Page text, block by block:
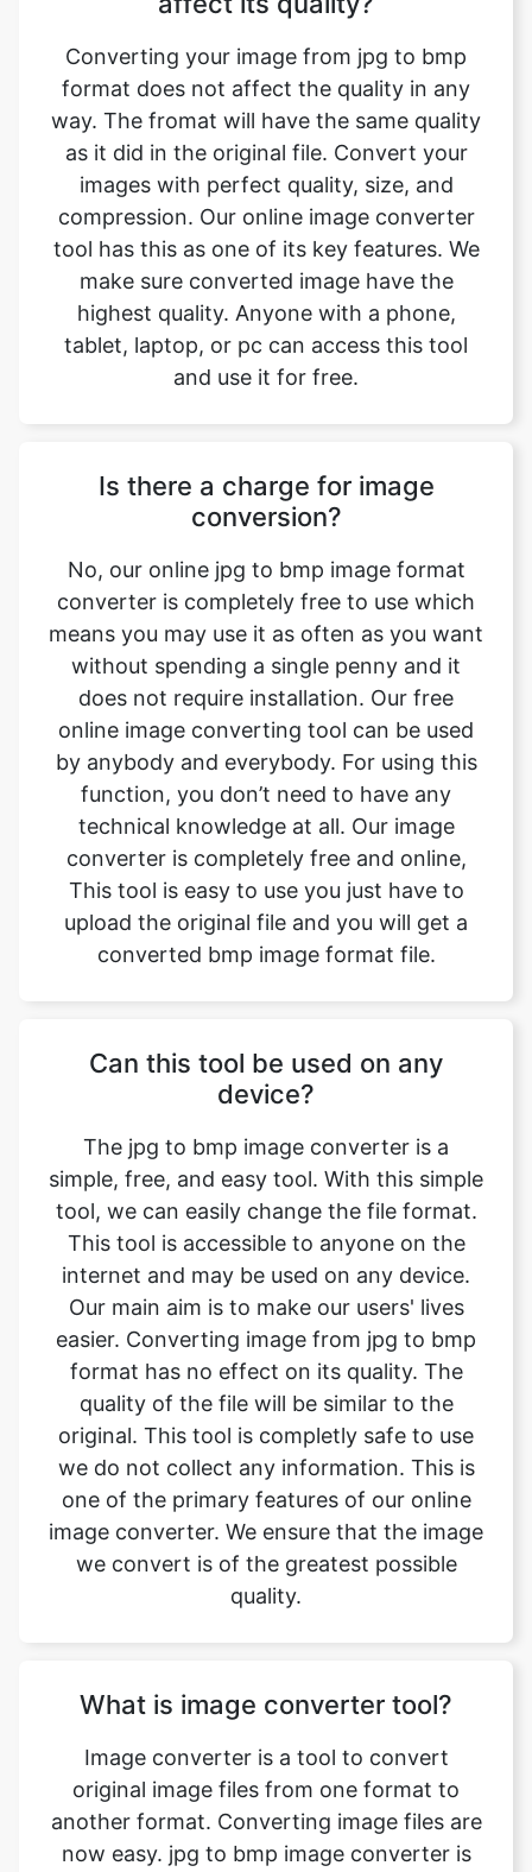
way. The fromat will have the same quality
as it did in the original file. Convert your
images with perfect quality, size, and
compression. Our online image converter
tool has this as one of its key features. We
make sure converted image have the
highest quality. Anyone with a phone,
tablet, laptop, or pc can access this tool
and use it for free.
Is there a charge for image
converter is completely free to use which
means you may use it as often as you want
without spending a single penny and it
does not require installation. Our free
online image converting tool can be used
by anybody and everybody. For using this
function, you don’t need to have any
technical knowledge at all. Our image
converter is completely free and online,
This tool is easy to use you just have to
upload the original file and you will get a
converted bmp image format file.
Can this tool be used on any
simple, free, and easy tool. With this simple
tool, we can easily change the file format.
This tool is accessible to anyone on the
internet and may be used on any device.
Our main aim is to make our users' lives
easier. Converting image from jpg to bmp
format has no effect on its quality. The
quality of the file will be similar to the
original. This tool is completly safe to use
we do not collect any information. This is
one of the primary features of our online
image converter. We ensure that the image
we convert is of the greatest possible
quality.
What is image converter tool?
another format. Converting image files are
now easy. jpg to bmp image converter is
simple, free, easy to use tool. The
conversion may take a few seconds to
minutes depends on image file size and